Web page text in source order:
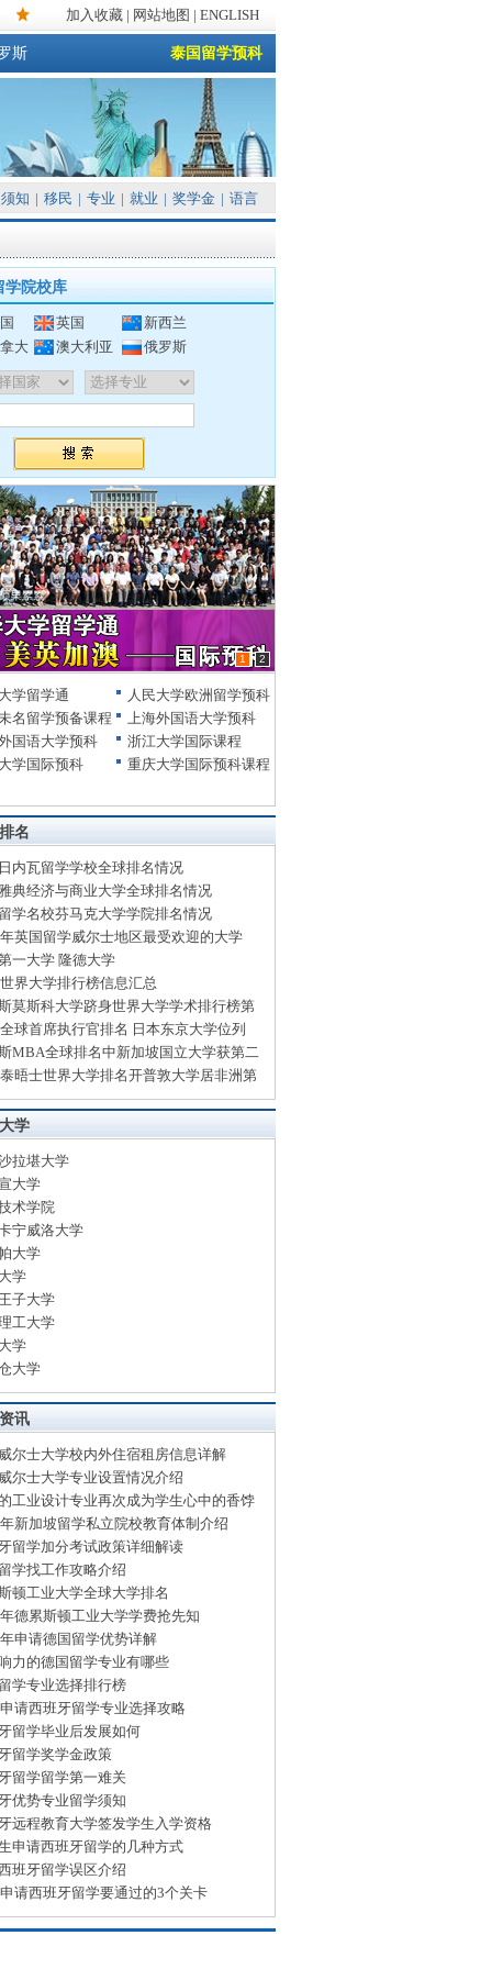
加入收藏 | 网站地图 | ENGLISH
斯 泰国留学预科
须知 | 移民 | 专业 | 就业 | 奖学金 | 语言
学院校库
英国
新西兰
大
澳大利亚 俄罗斯
1 2
学留学通
人民大学欧洲留学预科
名留学预备课程
上海外国语大学预科
国语大学预科
浙江大学国际课程
学国际预科
重庆大学国际预科课程
名
内瓦留学学校全球排名情况
典经济与商业大学全球排名情况
学名校芬马克大学学院排名情况
英国留学威尔士地区最受欢迎的大学
一大学 隆德大学
界大学排行榜信息汇总
莫斯科大学跻身世界大学学术排行榜第
球首席执行官排名 日本东京大学位列
MBA全球排名中新加坡国立大学获第二
晤士世界大学排名开普敦大学居非洲第
学
拉堪大学
大学
术学院
宁威洛大学
大学
学
子大学
工大学
学
大学
讯
尔士大学校内外住宿租房信息详解
尔士大学专业设置情况介绍
工业设计专业再次成为学生心中的香饽
新加坡留学私立院校教育体制介绍
留学加分考试政策详细解读
学找工作攻略介绍
顿工业大学全球大学排名
德累斯顿工业大学学费抢先知
申请德国留学优势详解
力的德国留学专业有哪些
学专业选择排行榜
请西班牙留学专业选择攻略
留学毕业后发展如何
留学奖学金政策
留学留学第一难关
优势专业留学须知
远程教育大学签发学生入学资格
申请西班牙留学的几种方式
班牙留学误区介绍
请西班牙留学要通过的3个关卡